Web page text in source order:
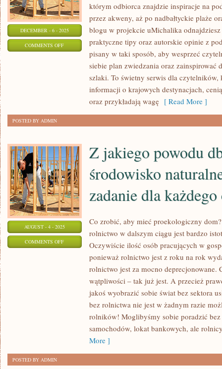
DECEMBER - 6 - 2025
COMMENTS OFFON
WYDARZENIA
FESTIWALE
którym odbiorca znajdzie inspiracje na
przez akweny, aż po nadbałtyckie plaże
blogu w projekcie uMichalika
praktyczne tipy oraz autorskie opinie z
pisany w taki sposób, aby wesprzeć
siebie plan zwiedzania oraz zainspirować
szlaki. To świetny serwis dla
informacji o krajowych destynacjach,
oraz przykładają wagę [ Read More ]
POSTED BY ADMIN
AUGUST - 4 - 2025
COMMENTS OFFON
ŚRODOWISKO
NATURALNE
WAŻNE
ZADANIE
Z jakiego powodu
środowisko
zadanie dla każdego
Co zrobić, aby mieć proekologiczny
rolnictwo w dalszym ciągu jest bardzo
Oczywiście ilość osób pracujących w
ponieważ rolnictwo jest z roku na rok
rolnictwo jest za mocno deprecjonowane.
wątpliwości – tak już jest. A przecież
jakoś wyobrazić sobie świat bez sektora
bez rolnictwa nie jest w żadnym razie
rolników! Moglibyśmy sobie poradzić
samochodów, lokat bankowych, ale
More ]
POSTED BY ADMIN